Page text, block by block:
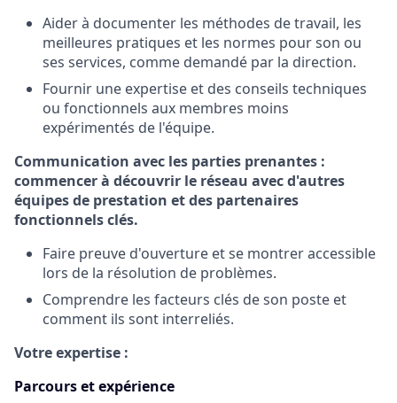
Aider à documenter les méthodes de travail, les
meilleures pratiques et les normes pour son ou
ses services, comme demandé par la direction.
Fournir une expertise et des conseils techniques
ou fonctionnels aux membres moins
expérimentés de l'équipe.
Communication avec les parties prenantes :
commencer à découvrir le réseau avec d'autres
équipes de prestation et des partenaires
fonctionnels clés.
Faire preuve d'ouverture et se montrer accessible
lors de la résolution de problèmes.
Comprendre les facteurs clés de son poste et
comment ils sont interreliés.
Votre expertise :
Parcours et expérience